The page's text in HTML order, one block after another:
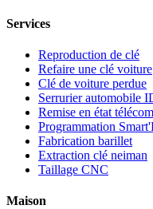
Services
Reproduction de clé
Refaire une clé voiture
Clé de voiture perdue
Serrurier automobile
Remise en état
Programmation
Fabrication barillet
Extraction clé neiman
Taillage CNC
Maison